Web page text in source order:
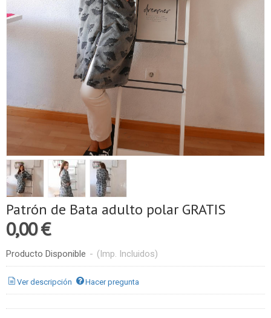
Patrón de Bata adulto polar GRATIS
0,00 €
Producto Disponible - (Imp. Incluidos)
Ver descripción Hacer pregunta